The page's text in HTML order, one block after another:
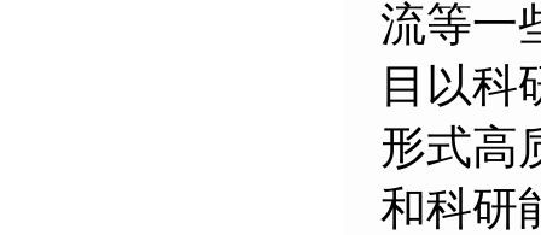
流等一
目以科
形式高
和科研